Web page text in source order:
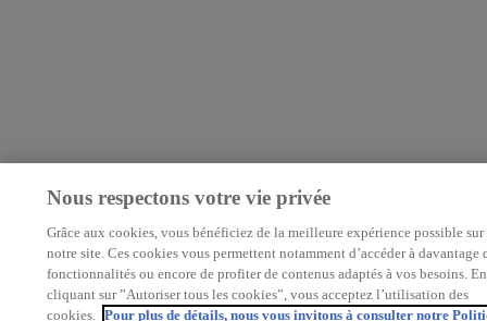
Nous respectons votre vie privée
Grâce aux cookies, vous bénéficiez de la meilleure expérience possible sur
notre site. Ces cookies vous permettent notamment d’accéder à davantage
fonctionnalités ou encore de profiter de contenus adaptés à vos besoins. En
cliquant sur ”Autoriser tous les cookies”, vous acceptez l’utilisation des
cookies. Pour plus de détails, nous vous invitons à consulter notre